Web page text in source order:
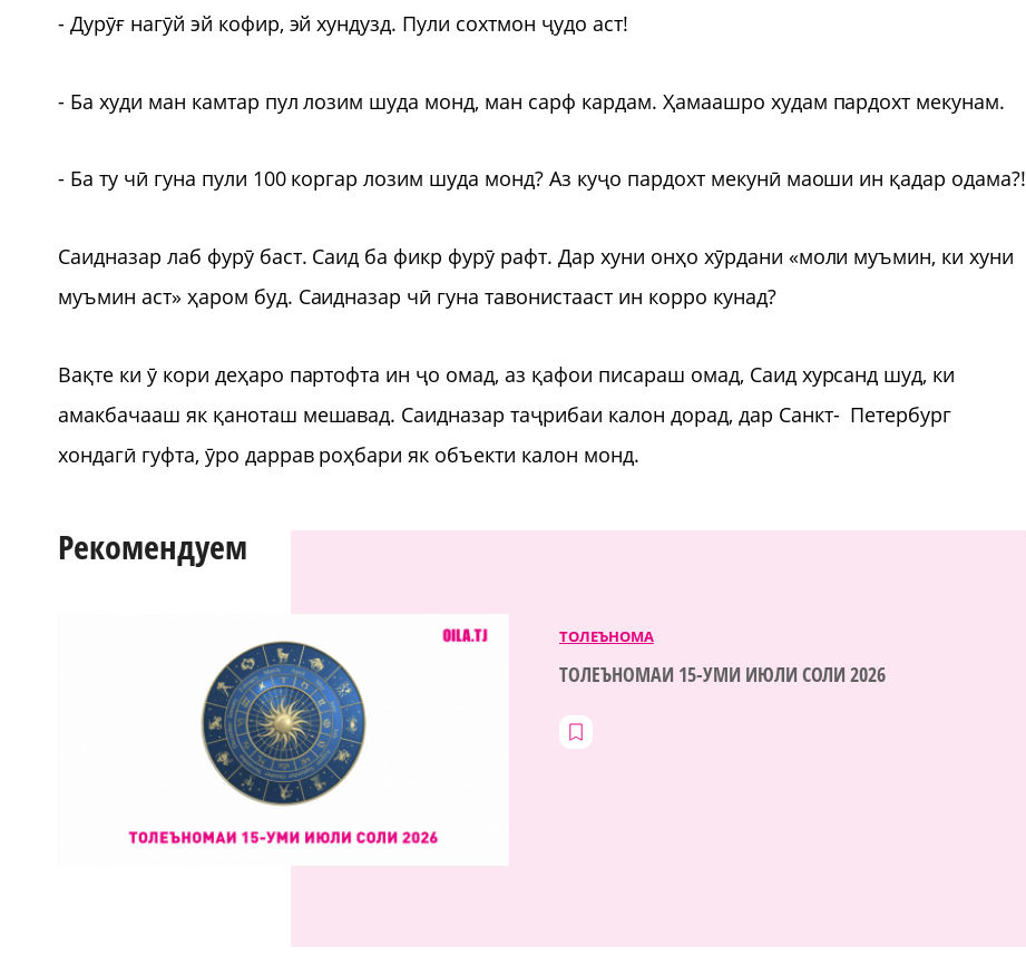
- Дурӯғ нагӯй эй кофир, эй хундузд. Пули сохтмон ҷудо аст!
- Ба худи ман камтар пул лозим шуда монд, ман сарф кардам. Ҳамаашро худам пардохт мекунам.
- Ба ту чӣ гуна пули 100 коргар лозим шуда монд? Аз куҷо пардохт мекунӣ маоши ин қадар одама?!
Саидназар лаб фурӯ баст. Саид ба фикр фурӯ рафт. Дар хуни онҳо хӯрдани «моли муъмин, ки хуни
муъмин аст» ҳаром буд. Саидназар чӣ гуна тавонистааст ин корро кунад?
Вақте ки ӯ кори деҳаро партофта ин ҷо омад, аз қафои писараш омад, Саид хурсанд шуд, ки
амакбачааш як қаноташ мешавад. Саидназар таҷрибаи калон дорад, дар Санкт- Петербург
хондагӣ гуфта, ӯро даррав роҳбари як объекти калон монд.
Рекомендуем
ТОЛЕЪНОМА
ТОЛЕЪНОМАИ 15-УМИ ИЮЛИ СОЛИ 2026